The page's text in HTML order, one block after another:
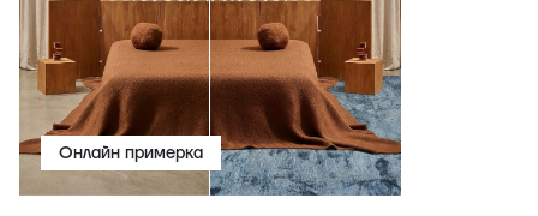
Онлайн примерка